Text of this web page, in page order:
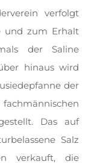
verfolgt
und zum Erhalt
der Saline
hinaus wird
der
Das auf
Salz
verkauft, die